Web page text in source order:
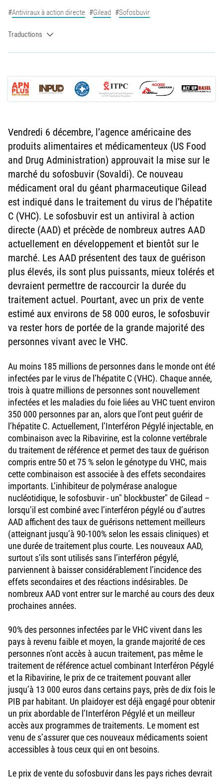
Antiviraux à action directe
Gilead Sofosbuvir
Traductions
Vendredi 6 décembre, l’agence américaine des
produits alimentaires et médicamenteux (US Food
and Drug Administration) approuvait la mise sur le
marché du sofosbuvir (Sovaldi). Ce nouveau
médicament oral du géant pharmaceutique Gilead
est indiqué dans le traitement du virus de l’hépatite
C (VHC). Le sofosbuvir est un antiviral à action
directe (AAD) et précède de nombreux autres AAD
actuellement en développement et bientôt sur le
marché. Les AAD présentent des taux de guérison
plus élevés, ils sont plus puissants, mieux tolérés et
devraient permettre de raccourcir la durée du
traitement actuel. Pourtant, avec un prix de vente
estimé aux environs de 58 000 euros, le sofosbuvir
va rester hors de portée de la grande majorité des
personnes vivant avec le VHC.
Au moins 185 millions de personnes dans le monde ont été
infectées par le virus de l’hépatite C (VHC). Chaque année,
trois à quatre millions de personnes sont nouvellement
infectées et les maladies du foie liées au VHC tuent environ
350 000 personnes par an, alors que l’ont peut guérir de
l’hépatite C. Actuellement, l’Interféron Pégylé injectable, en
combinaison avec la Ribavirine, est la colonne vertébrale
du traitement de référence et permet des taux de guérison
compris entre 50 et 75 % selon le génotype du VHC, mais
cette combinaison est associée à des effets secondaires
importants. L’inhibiteur de polymérase analogue
nucléotidique, le sofosbuvir - un" blockbuster" de Gilead –
lorsqu’il est combiné avec l’interféron pégylé ou d’autres
AAD affichent des taux de guérisons nettement meilleurs
(atteignant jusqu’à 90-100% selon les essais cliniques) et
une durée de traitement plus courte. Les nouveaux AAD,
surtout s’ils sont utilisés sans l’interféron pégylé,
parviennent à baisser considérablement l’incidence des
effets secondaires et des réactions indésirables. De
nombreux AAD vont entrer sur le marché au cours des deux
prochaines années.
90% des personnes infectées par le VHC vivent dans les
pays à revenu faible et moyen, la grande majorité de ces
personnes n’ont accès à aucun traitement, pas même le
traitement de référence actuel combinant Interféron Pégylé
et la Ribavirine, le prix de ce traitement pouvant aller
jusqu’à 13 000 euros dans certains pays, près de dix fois le
PIB par habitant. Un plaidoyer est déjà engagé pour obtenir
un prix abordable de l’Interféron Pégylé et un meilleur
accès aux programmes de traitements. Le moment est
venu de s’assurer que ces nouveaux médicaments soient
accessibles à tous ceux qui en ont besoins.
Le prix de vente du sofosbuvir dans les pays riches devrait